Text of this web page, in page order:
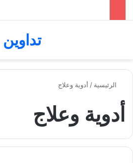
تداوين
الرئيسية / أدوية وعلاج
أدوية وعلاج